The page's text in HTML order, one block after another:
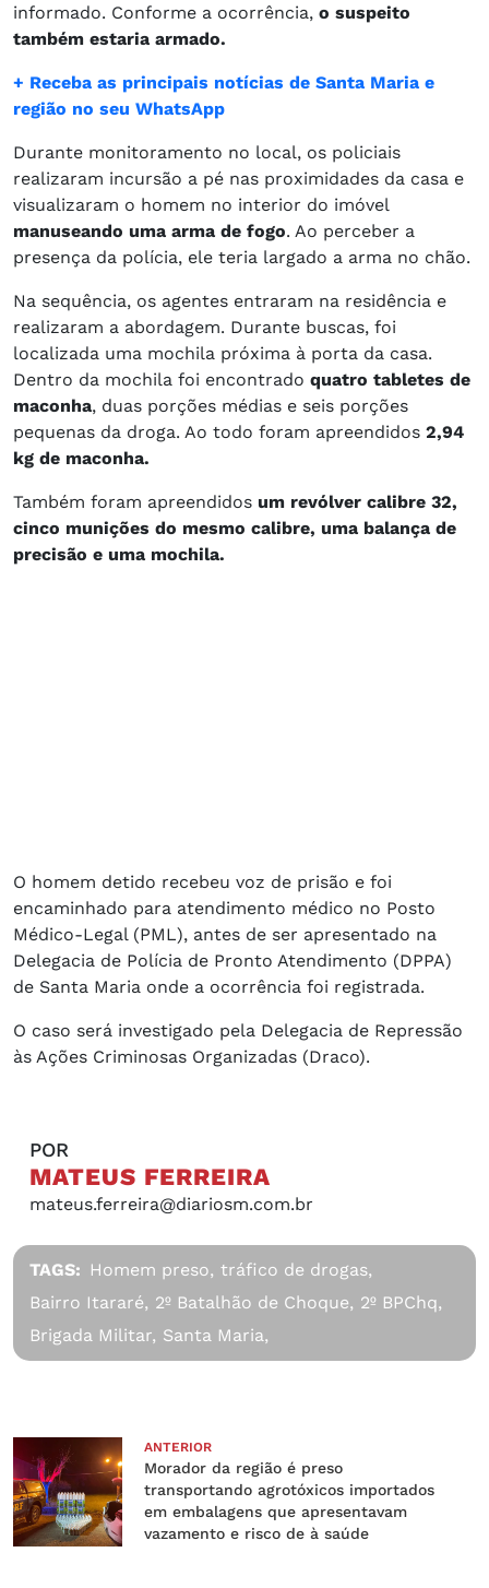
informado. Conforme a ocorrência, o suspeito
também estaria armado.
+ Receba as principais notícias de Santa Maria e
região no seu WhatsApp
Durante monitoramento no local, os policiais
realizaram incursão a pé nas proximidades da casa e
visualizaram o homem no interior do imóvel
manuseando uma arma de fogo. Ao perceber a
presença da polícia, ele teria largado a arma no chão.
Na sequência, os agentes entraram na residência e
realizaram a abordagem. Durante buscas, foi
localizada uma mochila próxima à porta da casa.
Dentro da mochila foi encontrado quatro tabletes de
maconha, duas porções médias e seis porções
pequenas da droga. Ao todo foram apreendidos 2,94
kg de maconha.
Também foram apreendidos um revólver calibre 32,
cinco munições do mesmo calibre, uma balança de
precisão e uma mochila.
O homem detido recebeu voz de prisão e foi
encaminhado para atendimento médico no Posto
Médico-Legal (PML), antes de ser apresentado na
Delegacia de Polícia de Pronto Atendimento (DPPA)
de Santa Maria onde a ocorrência foi registrada.
O caso será investigado pela Delegacia de Repressão
às Ações Criminosas Organizadas (Draco).
POR
MATEUS FERREIRA
mateus.ferreira@diariosm.com.br
TAGS: Homem preso, tráfico de drogas,
Bairro Itararé, 2º Batalhão de Choque, 2º BPChq,
Brigada Militar, Santa Maria,
ANTERIOR
Morador da região é preso
transportando agrotóxicos importados
em embalagens que apresentavam
vazamento e risco de à saúde